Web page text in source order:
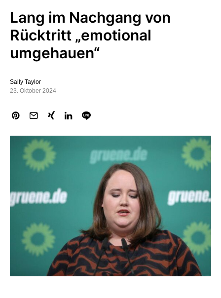
Lang im Nachgang von
Rücktritt „emotional
umgehauen“
Sally Taylor
23. Oktober 2024